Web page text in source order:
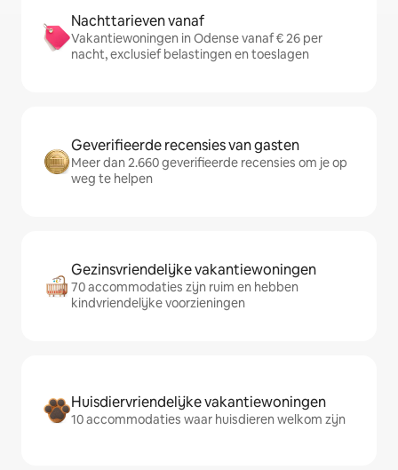
Nachttarieven vanaf
Vakantiewoningen in Odense vanaf € 26 per
nacht, exclusief belastingen en toeslagen
Geverifieerde recensies van gasten
Meer dan 2.660 geverifieerde recensies om je op
weg te helpen
Gezinsvriendelijke vakantiewoningen
70 accommodaties zijn ruim en hebben
kindvriendelijke voorzieningen
Huisdiervriendelijke vakantiewoningen
10 accommodaties waar huisdieren welkom zijn